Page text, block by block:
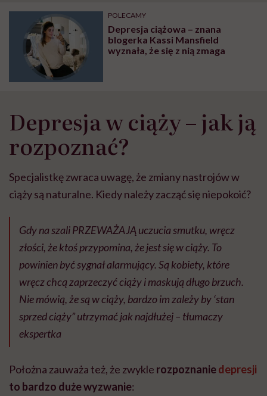
może chyba tylko
głupota i brak
wyobraźni"
pracy
POLECAMY
Depresja ciążowa – znana
blogerka Kassi Mansfield
wyznała, że się z nią zmaga
Depresja w ciąży – jak ją
rozpoznać?
Specjalistkę zwraca uwagę, że zmiany nastrojów w
ciąży są naturalne. Kiedy należy zacząć się niepokoić?
Gdy na szali PRZEWAŻAJĄ uczucia smutku, wręcz
złości, że ktoś przypomina, że jest się w ciąży. To
powinien być sygnał alarmujący. Są kobiety, które
wręcz chcą zaprzeczyć ciąży i maskują długo brzuch.
Nie mówią, że są w ciąży, bardzo im zależy by ‘stan
sprzed ciąży” utrzymać jak najdłużej – tłumaczy
ekspertka
Położna zauważa też, że zwykle rozpoznaniedepresji
to bardzo duże wyzwanie: